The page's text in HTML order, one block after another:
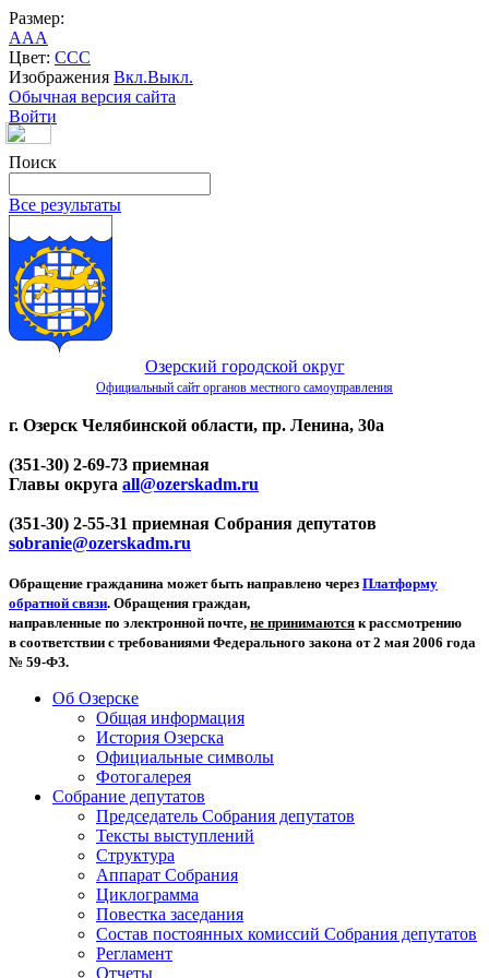
Размер:
AAA
Цвет: CCC
Изображения Вкл.Выкл.
Обычная версия сайта
Войти
Поиск
Все результаты
Озерский городской округ
Официальный сайт органов местного самоуправления
г. Озерск Челябинской области, пр. Ленина, 30а
(351-30) 2-69-73 приемная
Главы округа all@ozerskadm.ru
(351-30) 2-55-31 приемная Собрания депутатов
sobranie@ozerskadm.ru
Обращение гражданина может быть направлено через Платформу
обратной связи. Обращения граждан,
направленные по электронной почте, не принимаются к рассмотрению
в соответствии с требованиями Федерального закона от 2 мая 2006 года
№ 59-ФЗ.
Об Озерске
Общая информация
История Озерска
Официальные символы
Фотогалерея
Собрание депутатов
Председатель Собрания депутатов
Тексты выступлений
Структура
Аппарат Собрания
Циклограмма
Повестка заседания
Состав постоянных комиссий Собрания депутатов
Регламент
Отчеты